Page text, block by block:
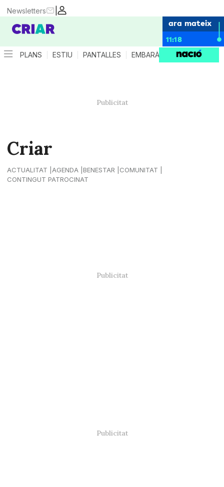
|
Newsletters
ara mateix
11:18
PLANS ESTIU PANTALLES EMBARÀS CRIANÇA
Criar
ACTUALITAT AGENDA BENESTAR
COMUNITAT
CONTINGUT PATROCINAT